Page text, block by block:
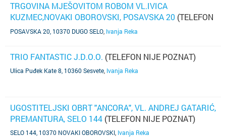
TRGOVINA MJEŠOVITOM ROBOM VL.IVICA
KUZMEC,NOVAKI OBOROVSKI, POSAVSKA 20 (TELEFON
NIJE POZNAT)
POSAVSKA 20, 10370 DUGO SELO Ivanja Reka
TRIO FANTASTIC J.D.O.O. (TELEFON NIJE POZNAT)
Ulica Puđek Kate 8, 10360 Sesvete Ivanja Reka
UGOSTITELJSKI OBRT "ANCORA", VL. ANDREJ GATARIĆ,
PREMANTURA, SELO 144 (TELEFON NIJE POZNAT)
SELO 144, 10370 NOVAKI OBOROVSKI Ivanja Reka